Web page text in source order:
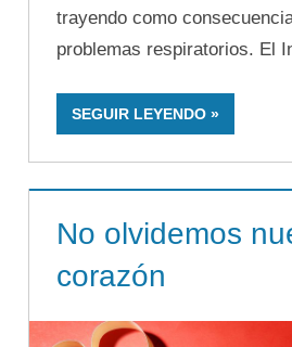
trayendo como
problemas respiratorios. El
SEGUIR LEYENDO
No olvidemos
corazón